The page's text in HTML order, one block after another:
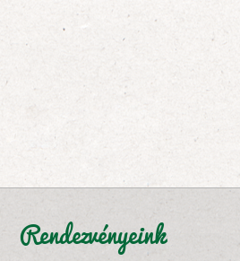
Rendezvényeink